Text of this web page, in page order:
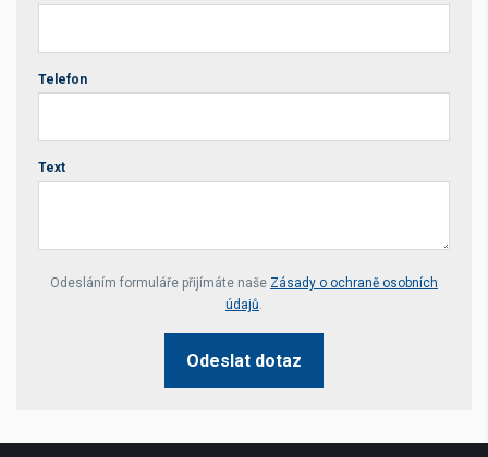
Telefon
Text
Your website *
Odesláním formuláře přijímáte naše Zásady o ochraně osobních
údajů.
Odeslat dotaz